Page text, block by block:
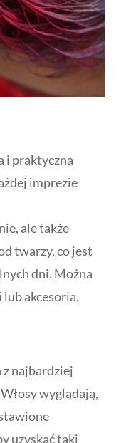
i praktyczna
imprezie
ale także
twarzy, co jest
dni. Można
akcesoria.
najbardziej
wyglądają,
uzyskać taki